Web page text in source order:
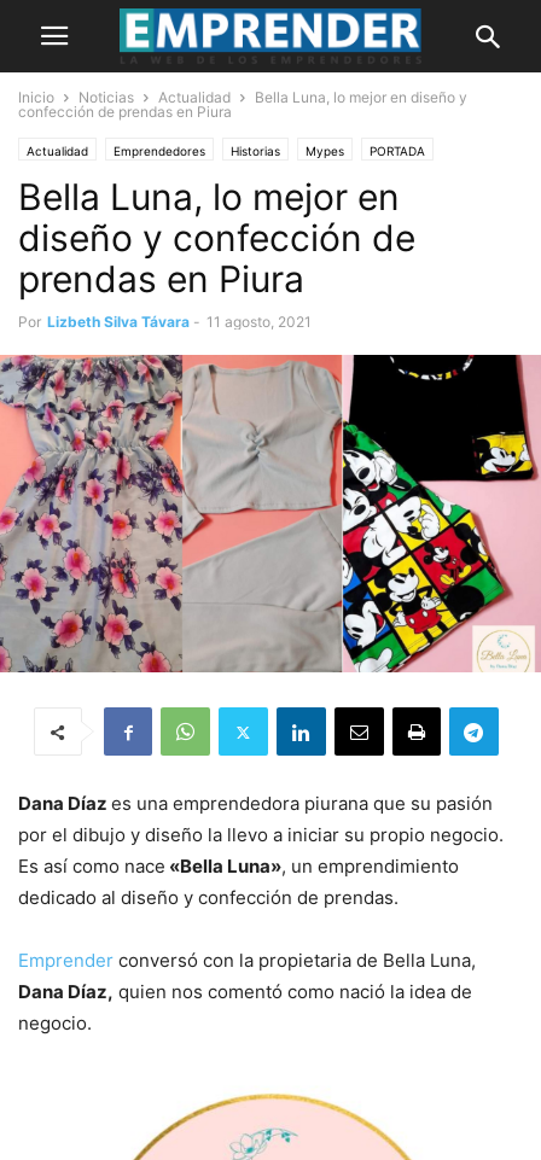
Inicio Noticias Actualidad
Bella Luna, lo mejor en diseño y
confección de prendas en Piura
Actualidad Emprendedores Historias Mypes PORTADA
Bella Luna, lo mejor en
diseño y confección de
prendas en Piura
Por Lizbeth Silva Távara - 11 agosto, 2021
Dana Díaz es una emprendedora piurana que su pasión
por el dibujo y diseño la llevo a iniciar su propio negocio.
Es así como nace «Bella Luna», un emprendimiento
dedicado al diseño y confección de prendas.
Emprender conversó con la propietaria de Bella Luna,
Dana Díaz, quien nos comentó como nació la idea de
negocio.